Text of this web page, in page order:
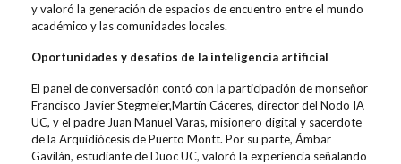
y valoró la generación de espacios de encuentro entre el mundo
académico y las comunidades locales.
Oportunidades y desafíos de la inteligencia artificial
El panel de conversación contó con la participación de monseñor
Francisco Javier Stegmeier,Martín Cáceres, director del Nodo IA
UC, y el padre Juan Manuel Varas, misionero digital y sacerdote
de la Arquidiócesis de Puerto Montt. Por su parte, Ámbar
Gavilán, estudiante de Duoc UC, valoró la experiencia señalando